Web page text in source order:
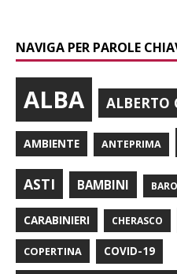
NAVIGA PER PAROLE
ALBA ALBERTO
AMBIENTE ANTEPRIMA
ASTI BAMBINI
CARABINIERI CHERASCO
COPERTINA COVID-19